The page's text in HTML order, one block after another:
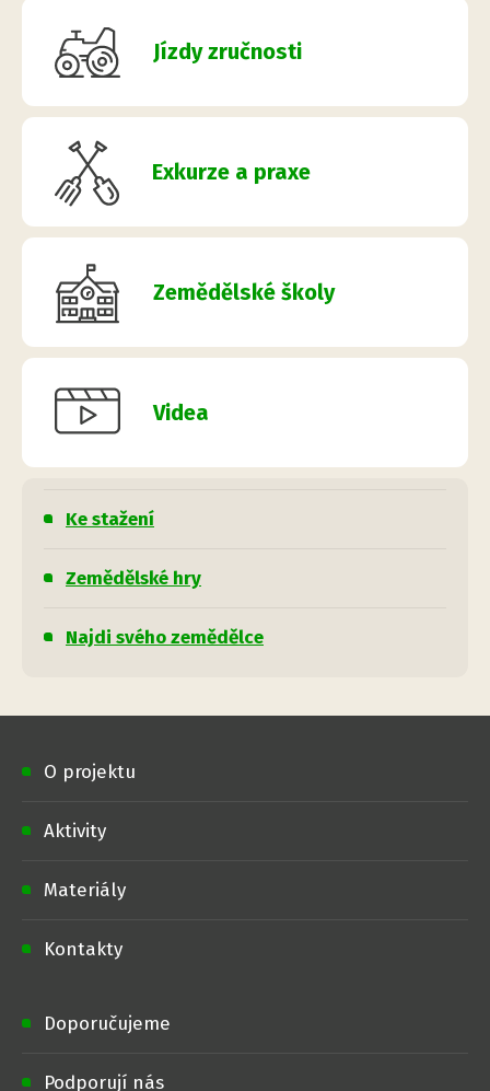
Jízdy zručnosti
Exkurze a praxe
Zemědělské školy
Videa
Ke stažení
Zemědělské hry
Najdi svého zemědělce
O projektu
Aktivity
Materiály
Kontakty
Doporučujeme
Podporují nás